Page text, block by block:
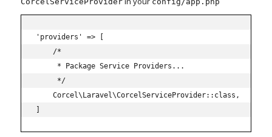
'providers' => [
    /*
     * Package Service Providers...
     */
    Corcel\Laravel\CorcelServiceProvider::class,
]